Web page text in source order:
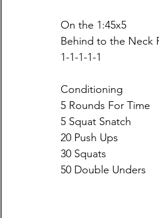
On the 1:45x5
Behind to the Neck
1-1-1-1-1
Conditioning
5 Rounds For Time
5 Squat Snatch
20 Push Ups
30 Squats
50 Double Unders